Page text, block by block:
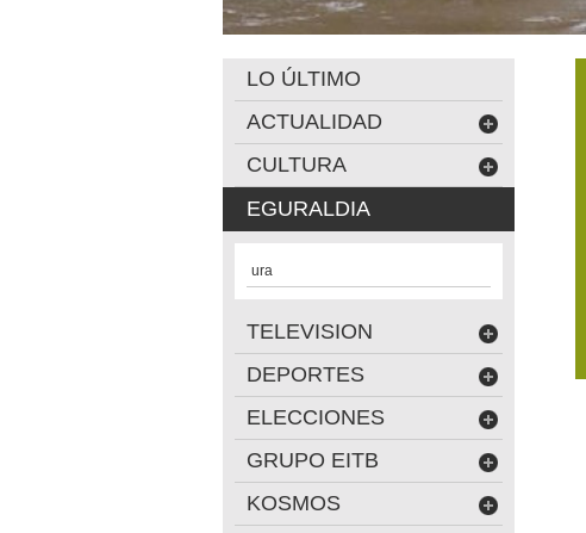
LO ÚLTIMO
ACTUALIDAD
CULTURA
EGURALDIA
ura
TELEVISION
DEPORTES
ELECCIONES
GRUPO EITB
KOSMOS